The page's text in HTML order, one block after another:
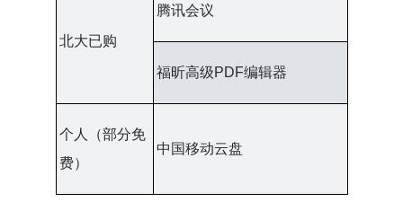
北大已购
腾讯会议
福昕高级PDF编辑器
个人（部分免
费）
中国移动云盘